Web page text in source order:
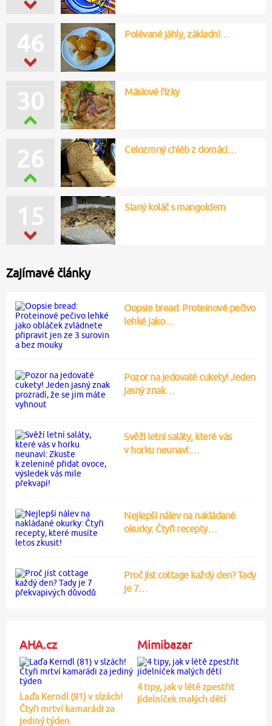
46 Polévané jáhly, základní…
30 Máslové řízky
26 Celozrnný chléb z domácí…
15 Slaný koláč s mangoldem
Zajímavé články
Oopsie bread: Proteinové pečivo
lehké jako…
Pozor na jedovaté cukety! Jeden
jasný znak…
Svěží letní saláty, které vás
v horku neunaví:…
Nejlepší nálev na nakládané
okurky: Čtyři recepty…
Proč jíst cottage každý den? Tady
je 7…
AHA.cz
Laďa Kerndl (81) v slzách!
Čtyři mrtví kamarádi za
jediný týden
Mimibazar
4 tipy, jak v létě zpestřit
jídelníček malých dětí